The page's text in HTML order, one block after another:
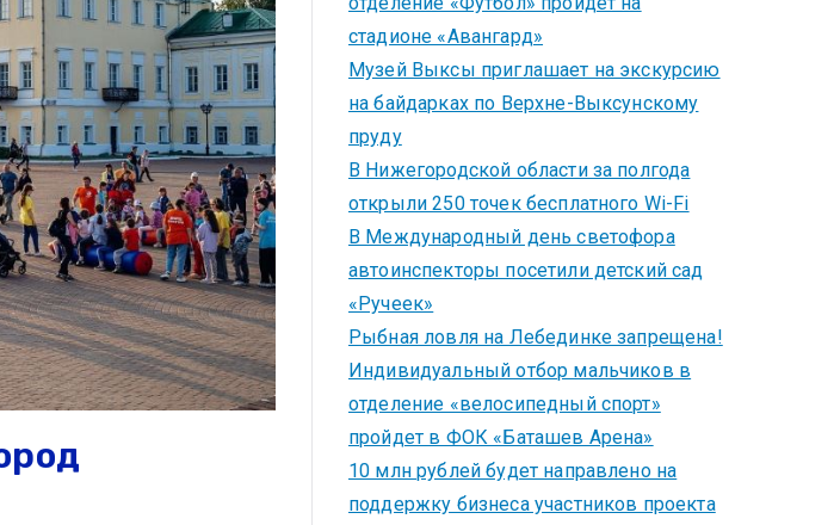
стадионе «Авангард»
Музей Выксы приглашает на экскурсию
на байдарках по Верхне-Выксунскому
пруду
В Нижегородской области за полгода
открыли 250 точек бесплатного Wi-Fi
В Международный день светофора
автоинспекторы посетили детский сад
«Ручеек»
Рыбная ловля на Лебединке запрещена!
Индивидуальный отбор мальчиков в
отделение «велосипедный спорт»
пройдет в ФОК «Баташев Арена»
10 млн рублей будет направлено на
поддержку бизнеса участников проекта